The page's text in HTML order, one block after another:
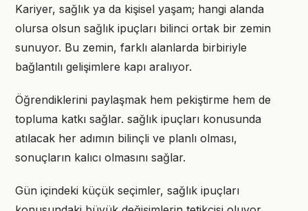
Kariyer, sağlık ya da kişisel yaşam; hangi alanda
olursa olsun sağlık ipuçları bilinci ortak bir zemin
sunuyor. Bu zemin, farklı alanlarda birbiriyle
bağlantılı gelişimlere kapı aralıyor.
Öğrendiklerini paylaşmak hem pekiştirme hem de
topluma katkı sağlar. sağlık ipuçları konusunda
atılacak her adımın bilinçli ve planlı olması,
sonuçların kalıcı olmasını sağlar.
Gün içindeki küçük seçimler, sağlık ipuçları